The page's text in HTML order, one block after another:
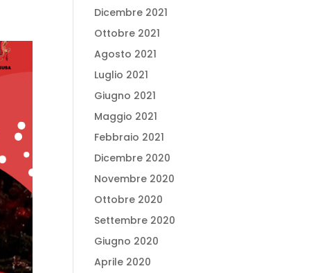
Dicembre 2021
Ottobre 2021
Agosto 2021
Luglio 2021
Giugno 2021
Maggio 2021
Febbraio 2021
Dicembre 2020
Novembre 2020
Ottobre 2020
Settembre 2020
Giugno 2020
Aprile 2020